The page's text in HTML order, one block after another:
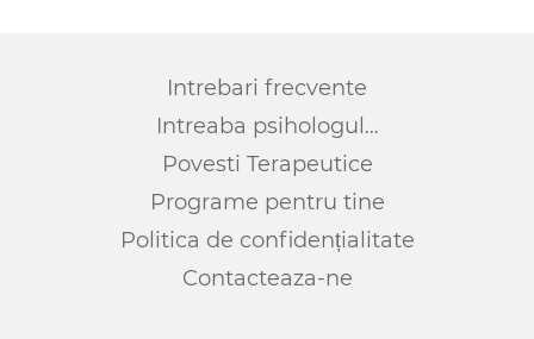
Intrebari frecvente
Intreaba psihologul…
Povesti Terapeutice
Programe pentru tine
Politica de confidențialitate
Contacteaza-ne